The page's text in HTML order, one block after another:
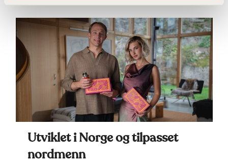
Utviklet i Norge og tilpasset
nordmenn